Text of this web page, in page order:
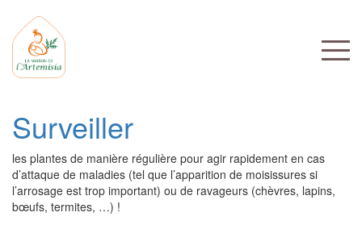
Surveiller
les plantes de manière régulière pour agir rapidement en cas
d’attaque de maladies (tel que l’apparition de moisissures si
l’arrosage est trop important) ou de ravageurs (chèvres, lapins,
bœufs, termites, …) !